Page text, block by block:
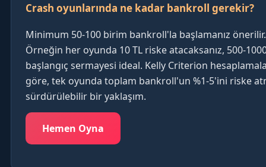
Crash oyunlarında ne kadar bankroll gerekir?
Minimum 50-100 birim bankroll'la başlamanız önerilir.
Örneğin her oyunda 10 TL riske atacaksanız, 500-
başlangıç sermayesi ideal. Kelly Criterion
göre, tek oyunda toplam bankroll'un %1-5'ini riske
sürdürülebilir bir yaklaşım.
Hemen Oyna